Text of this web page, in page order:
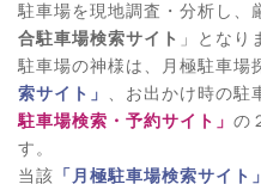
駐車場を現地調査・分析し、
合駐車場検索サイト 」となり
駐車場の神様は、月極駐車場
索サイト」 、お出かけ時の駐
駐車場検索・予約サイト」 の
す。
当該 「月極駐車場検索サイト」